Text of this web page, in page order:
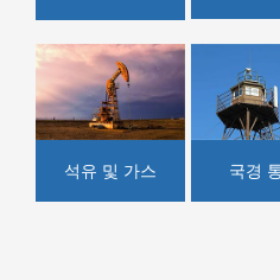
석유 및 가스 국경